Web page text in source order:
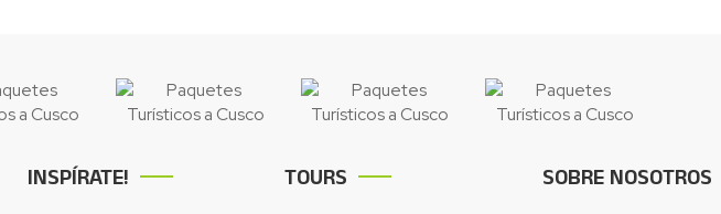
INSPÍRATE! TOURS SOBRE NOSOTROS